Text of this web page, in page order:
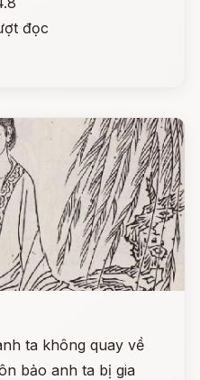
đọc
ta không quay về
bảo anh ta bị gia